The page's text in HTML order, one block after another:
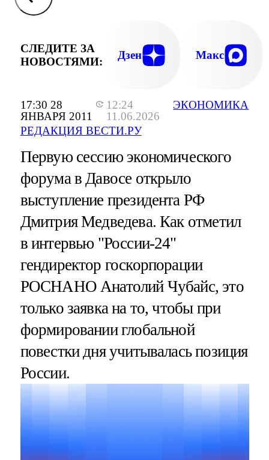
17:30 28
ЯНВАРЯ 2011
12:24
11.06.2026
РЕДАКЦИЯ ВЕСТИ.РУ
ЭКОНОМИКА
СЛЕДИТЕ ЗА
НОВОСТЯМИ:
Дзен Макс
Первую сессию экономического
форума в Давосе открыло
выступление президента РФ
Дмитрия Медведева. Как отметил
в интервью "России-24"
гендиректор госкорпорации
РОСНАНО Анатолий Чубайс, это
только заявка на то, чтобы при
формировании глобальной
повестки дня учитывалась позиция
России.